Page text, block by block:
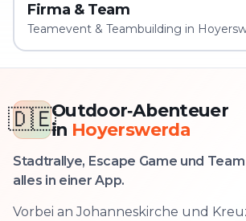
Firma & Team
Teamevent & Teambuilding in
🇩🇪Outdoor‑Abenteuer
in Hoyerswerda
Stadtrallye, Escape Game und
alles in einer App.
Vorbei an Johanneskirche und